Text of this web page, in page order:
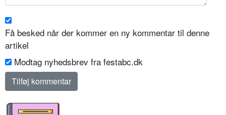
Få besked når der kommer en ny kommentar til denne
artikel
Modtag nyhedsbrev fra festabc.dk